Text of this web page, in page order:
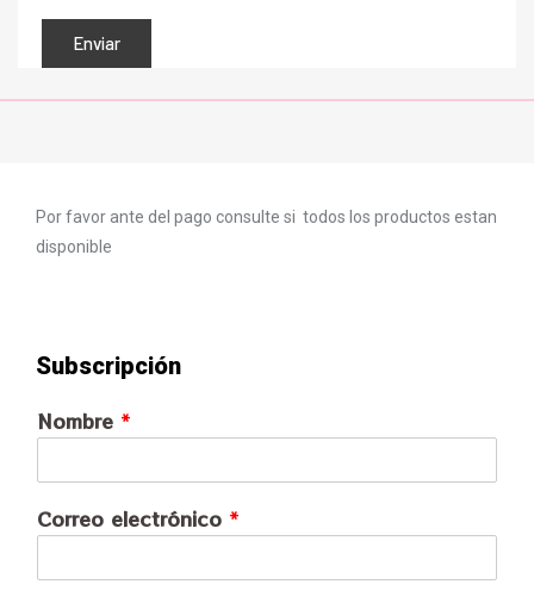
Por favor ante del pago consulte si todos los productos estan
disponible
Subscripción
Nombre *
Correo electrónico *